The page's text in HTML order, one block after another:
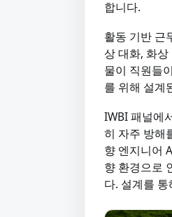
합니다.
활동 기반 근
상 대화, 화
물이 직원들
를 위해 설계
IWBI 패널에
히 자주 방해
향 엔지니어
향 환경으로
다. 설계를